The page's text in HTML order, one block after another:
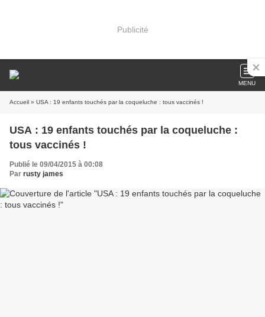
Publicité
MENU
Accueil » USA : 19 enfants touchés par la coqueluche : tous vaccinés !
USA : 19 enfants touchés par la coqueluche :
tous vaccinés !
Publié le 09/04/2015 à 00:08
Par rusty james